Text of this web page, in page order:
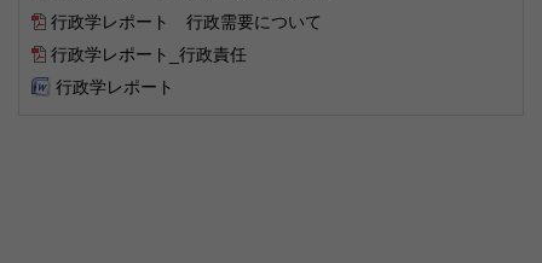
行政学レポート 行政需要について
行政学レポート_行政責任
行政学レポート